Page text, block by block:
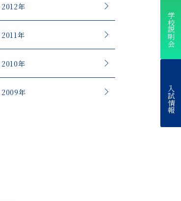
学校説明会
入試情報
2012年
2011年
2010年
2009年